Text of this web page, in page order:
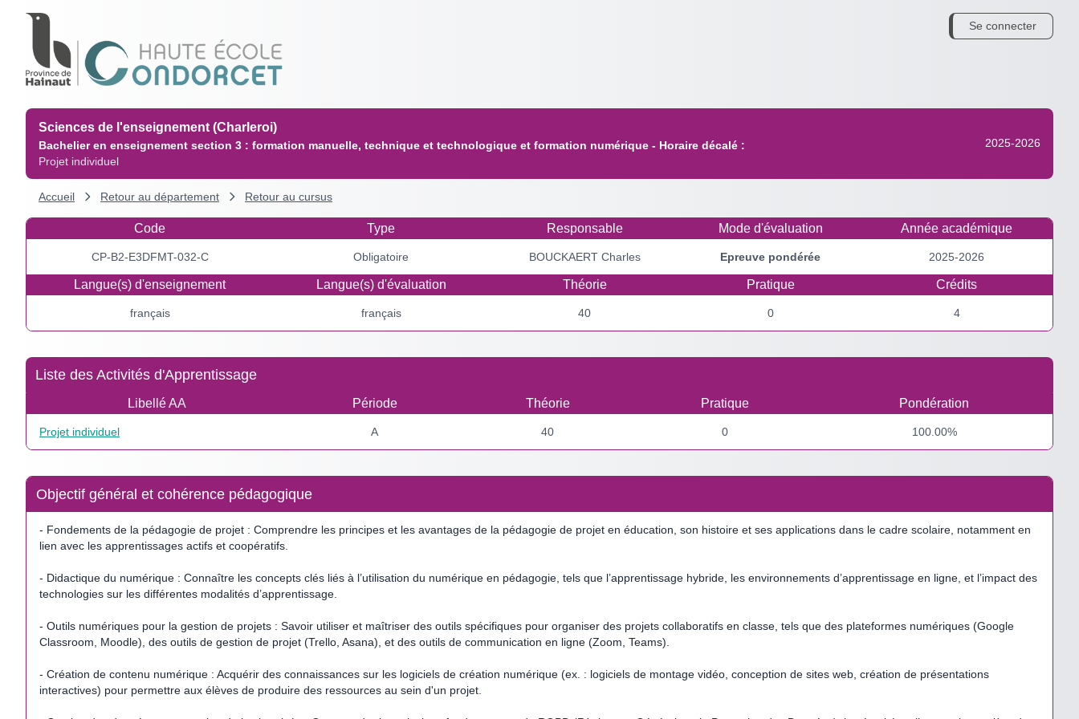
Se connecter
Sciences de l'enseignement (Charleroi)
Bachelier en enseignement section 3 : formation manuelle, technique et technologique et formation numérique - Horaire décalé :
Projet individuel
2025-2026
Accueil Retour au département Retour au cursus
Code Type Responsable Mode d'évaluation Année académique
CP-B2-E3DFMT-032-C Obligatoire BOUCKAERT Charles Epreuve pondérée 2025-2026
Langue(s) d'enseignement Langue(s) d'évaluation Théorie Pratique Crédits
français français 40 0 4
Liste des Activités d'Apprentissage
Libellé AA Période Théorie Pratique Pondération
Projet individuel A 40 0 100.00%
Objectif général et cohérence pédagogique
- Fondements de la pédagogie de projet : Comprendre les principes et les avantages de la pédagogie de projet en éducation, son histoire et ses applications dans le cadre scolaire, notamment en
lien avec les apprentissages actifs et coopératifs.
- Didactique du numérique : Connaître les concepts clés liés à l’utilisation du numérique en pédagogie, tels que l’apprentissage hybride, les environnements d’apprentissage en ligne, et l’impact des
technologies sur les différentes modalités d’apprentissage.
- Outils numériques pour la gestion de projets : Savoir utiliser et maîtriser des outils spécifiques pour organiser des projets collaboratifs en classe, tels que des plateformes numériques (Google
Classroom, Moodle), des outils de gestion de projet (Trello, Asana), et des outils de communication en ligne (Zoom, Teams).
- Création de contenu numérique : Acquérir des connaissances sur les logiciels de création numérique (ex. : logiciels de montage vidéo, conception de sites web, création de présentations
interactives) pour permettre aux élèves de produire des ressources au sein d'un projet.